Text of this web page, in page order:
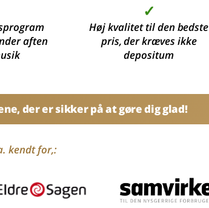
aften
✓
Høj kvalitet til den bedste
pris, der kræves ikke
depositum
der er sikker på at gøre dig glad!
kendt for,: